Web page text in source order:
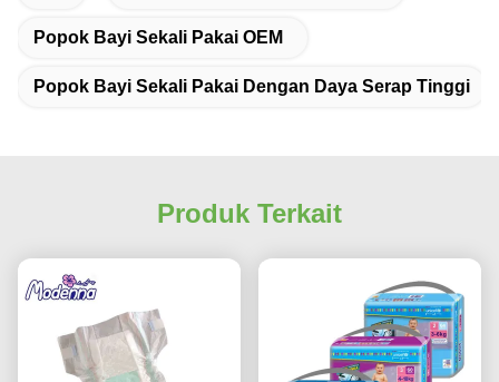
Popok Bayi Sekali Pakai OEM
Popok Bayi Sekali Pakai Dengan Daya Serap Tinggi
Produk Terkait